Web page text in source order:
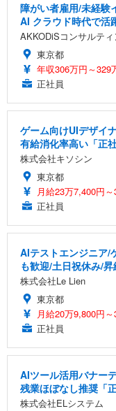
障がい者雇用/未経験
AI クラウド時代で活
AKKODiSコンサルテ
東京都
年収306万円～329
正社員
ゲーム向けUIデザイ
有給消化率高い「正
株式会社キソシン
東京都
月給23万7,400円
正社員
AIテストエンジニア/
も歓迎/土日祝休み/昇
株式会社Le Lien
東京都
月給20万9,800円
正社員
AIツール活用バナー
残業ほぼなし推奨「
株式会社ELシステム